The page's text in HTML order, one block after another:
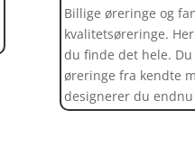
Billige øreringe og
kvalitetsøreringe.
du finde det hele.
øreringe fra kendte
designerer du